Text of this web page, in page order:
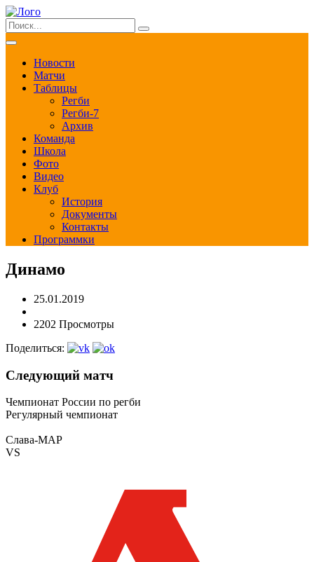
Новости
Матчи
Таблицы
Регби
Регби-7
Архив
Команда
Школа
Фото
Видео
Клуб
История
Документы
Контакты
Программки
Динамо
25.01.2019
2202 Просмотры
Поделиться:
Следующий матч
Чемпионат России по регби
Регулярный чемпионат
Слава-МАР
VS